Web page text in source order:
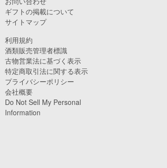
ギフトの掲載について
サイトマップ
利用規約
酒類販売管理者標識
古物営業法に基づく表示
特定商取引法に関する表示
プライバシーポリシー
会社概要
Do Not Sell My Personal
Information